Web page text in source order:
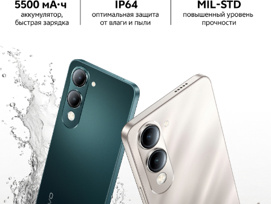
Россия | Выберите страну/регион